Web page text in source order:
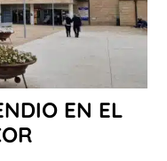
EN EL